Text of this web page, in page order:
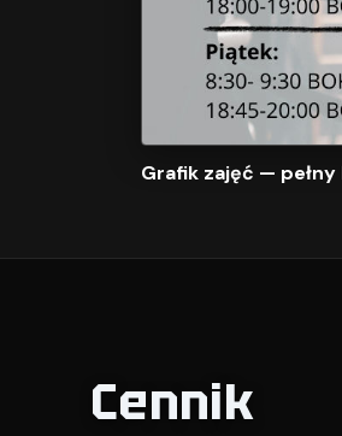
Grafik zajęć —
Cennik